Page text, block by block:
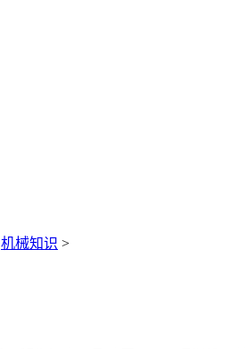
机械知识 >